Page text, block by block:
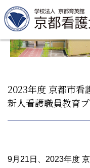
資料請求
to
2023年度 京都市
新人看護職員教育
9月21日、2023年度